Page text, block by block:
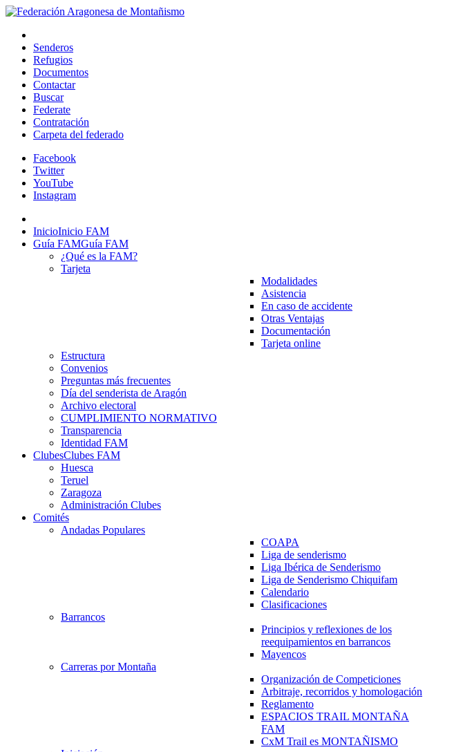
Senderos
Refugios
Documentos
Contactar
Buscar
Federate
Contratación
Carpeta del federado
Facebook
Twitter
YouTube
Instagram
InicioInicio FAM
Guía FAMGuía FAM
¿Qué es la FAM?
Tarjeta
Modalidades
Asistencia
En caso de accidente
Otras Ventajas
Documentación
Tarjeta online
Estructura
Convenios
Preguntas más frecuentes
Día del senderista de Aragón
Archivo electoral
CUMPLIMIENTO NORMATIVO
Transparencia
Identidad FAM
ClubesClubes FAM
Huesca
Teruel
Zaragoza
Administración Clubes
Comités
Andadas Populares
COAPA
Liga de senderismo
Liga Ibérica de Senderismo
Liga de Senderismo Chiquifam
Calendario
Clasificaciones
Barrancos
Principios y reflexiones de los
reequipamientos en barrancos
Mayencos
Carreras por Montaña
Organización de Competiciones
Arbitraje, recorridos y homologación
Reglamento
ESPACIOS TRAIL MONTAÑA
FAM
CxM Trail es MONTAÑISMO